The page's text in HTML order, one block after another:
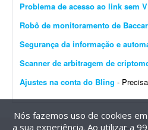
Problema de acesso ao link sem
Scanner de arbitragem de
Ajustes na conta do Bling - Precisamos de um profissional com
Nós fazemos uso de cookies
a sua experiência. Ao utilizar a